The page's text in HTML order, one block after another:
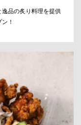
品の炙り料理を提供
！